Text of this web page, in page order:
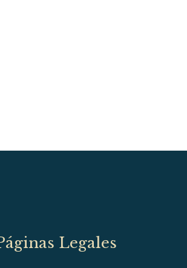
Legales